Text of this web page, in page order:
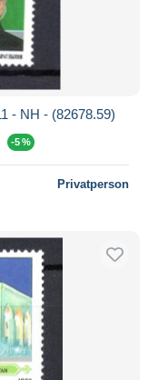
- NH - (82678.59)
-5 %
Privatperson